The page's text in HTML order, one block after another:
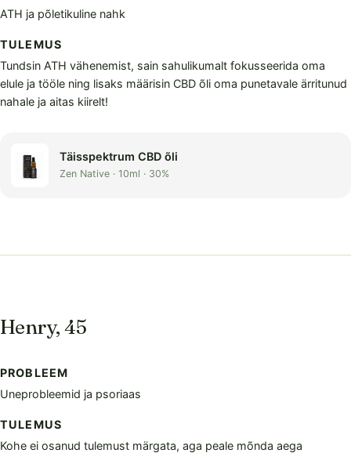
ATH ja põletikuline nahk
TULEMUS
Tundsin ATH vähenemist, sain sahulikumalt fokusseerida oma
elule ja tööle ning lisaks määrisin CBD õli oma punetavale ärritunud
nahale ja aitas kiirelt!
Täisspektrum CBD õli
Zen Native · 10ml · 30%
Henry, 45
PROBLEEM
Uneprobleemid ja psoriaas
TULEMUS
Kohe ei osanud tulemust märgata, aga peale mõnda aega